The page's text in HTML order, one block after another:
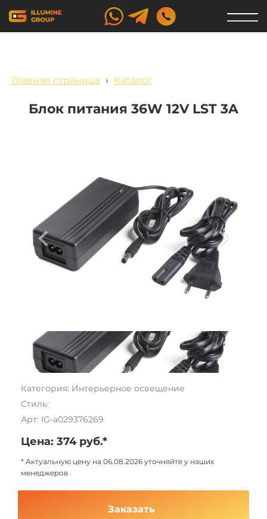
Главная страница › Каталог
Блок питания 36W 12V LST 3A
Категория: Интерьерное освещение
Стиль:
Арт: IG-a029376269
Цена: 374 руб.*
* Актуальную цену на 06.08.2026 уточняйте у наших
менеджеров
Заказать